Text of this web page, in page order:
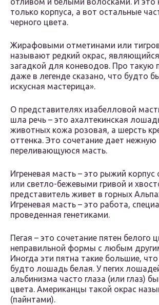
только корпуса, а вот остальные
черного цвета.
Жирафовыми отметинами или
называют редкий окрас, являющийся
загадкой для коневодов. Про такую
даже в легенде сказано, что будто
искусная мастерица».
О представителях изабелловой
шла речь – это ахалтекинская
животных кожа розовая, а шерсть
оттенка. Это сочетание дает нежную
переливающуюся масть.
Игреневая масть – это рыжий корпус
или светло-бежевыми гривой и
представитель живет в горных
Игреневая масть – это работа,
проведенная генетиками.
Пегая – это сочетание пятен белого
неправильной формы с любым
Иногда эти пятна такие большие,
будто лошадь белая. У пегих
альбинизма часто глаза (или глаз)
цвета. Американцы такой окрас
(пайнтами).